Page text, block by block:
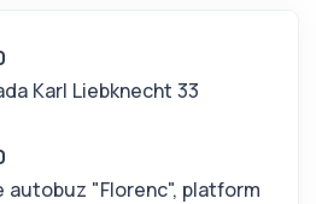
Karl Liebknecht 33
autobuz "Florenc", platform